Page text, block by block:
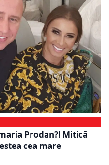
Prodan?! Mitică
cea mare